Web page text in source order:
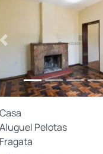
Anterior
Casa
Aluguel Pelotas
Fragata